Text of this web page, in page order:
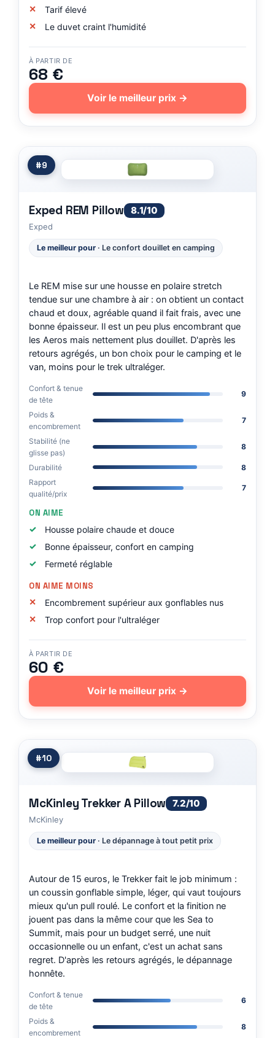
Tarif élevé
Le duvet craint l'humidité
À PARTIR DE
68 €
Voir le meilleur prix →
#9
Exped REM Pillow 8.1/10
Exped
Le meilleur pour · Le confort douillet en camping
Le REM mise sur une housse en polaire stretch
tendue sur une chambre à air : on obtient un contact
chaud et doux, agréable quand il fait frais, avec une
bonne épaisseur. Il est un peu plus encombrant que
les Aeros mais nettement plus douillet. D'après les
retours agrégés, un bon choix pour le camping et le
van, moins pour le trek ultraléger.
Confort & tenue
de tête
9
Poids &
encombrement
7
Stabilité (ne
glisse pas)
8
Durabilité
8
Rapport
qualité/prix
7
ON AIME
Housse polaire chaude et douce
Bonne épaisseur, confort en camping
Fermeté réglable
ON AIME MOINS
Encombrement supérieur aux gonflables nus
Trop confort pour l'ultraléger
À PARTIR DE
60 €
Voir le meilleur prix →
#10
McKinley Trekker A Pillow 7.2/10
McKinley
Le meilleur pour · Le dépannage à tout petit prix
Autour de 15 euros, le Trekker fait le job minimum :
un coussin gonflable simple, léger, qui vaut toujours
mieux qu'un pull roulé. Le confort et la finition ne
jouent pas dans la même cour que les Sea to
Summit, mais pour un budget serré, une nuit
occasionnelle ou un enfant, c'est un achat sans
regret. D'après les retours agrégés, le dépannage
honnête.
Confort & tenue
de tête
6
Poids &
encombrement
8